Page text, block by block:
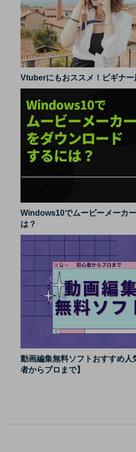
Vtuberにもおススメ！ビギナ
Windows10でムービーメーカ
は？
動画編集無料ソフトおすすめ人
者からプロまで】